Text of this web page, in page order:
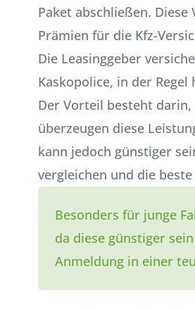
Paket abschließen.
Prämien für die Kfz-
Die Leasinggeber
Kaskopolice, in der
Der Vorteil besteht
überzeugen diese
kann jedoch günstiger
vergleichen und die
Besonders für junge
da diese günstiger
Anmeldung in einer